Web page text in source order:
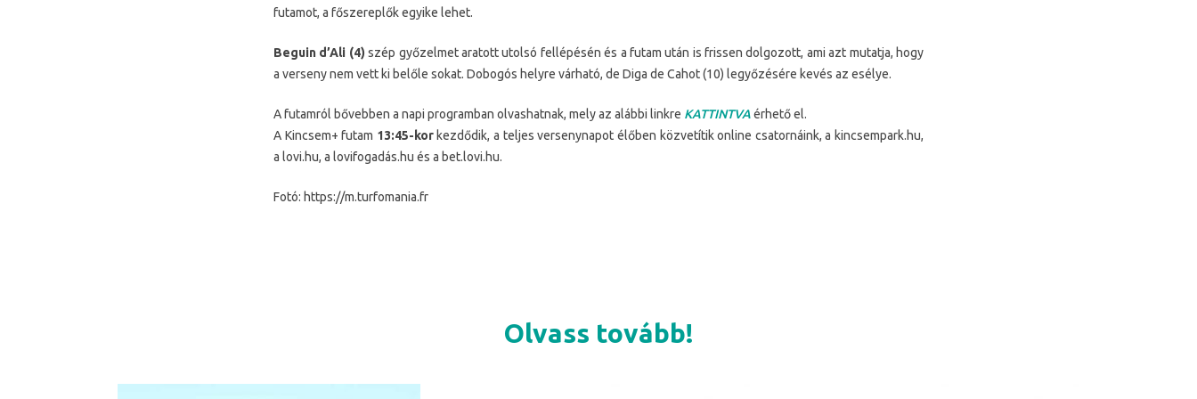
futamot, a főszereplők egyike lehet.
Beguin d’Ali (4) szép győzelmet aratott utolsó fellépésén és a futam után is frissen dolgozott, ami azt mutatja, hogy
a verseny nem vett ki belőle sokat. Dobogós helyre várható, de Diga de Cahot (10) legyőzésére kevés az esélye.
A futamról bővebben a napi programban olvashatnak, mely az alábbi linkre KATTINTVAérhető el.
A Kincsem+ futam 13:45-kor kezdődik, a teljes versenynapot élőben közvetítik online csatornáink, a kincsempark.hu,
a lovi.hu, a lovifogadás.hu és a bet.lovi.hu.
Fotó: https://m.turfomania.fr
Olvass tovább!